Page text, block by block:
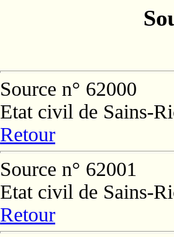
Source n° 62000
Etat civil de Sains-
Retour
Source n° 62001
Etat civil de Sains-
Retour